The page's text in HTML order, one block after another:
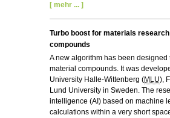
[ mehr ... ]
Turbo boost for materials
compounds
A new algorithm has been
material compounds. It was
University Halle-Wittenberg (MLU),
Lund University in Sweden. The
intelligence (AI) based on machine
calculations within a very short